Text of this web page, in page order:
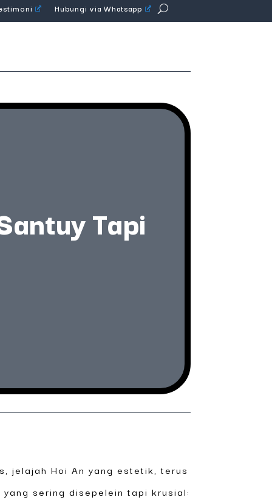
Hubungi via Whatsapp
Tapi
jelajah Hoi An yang estetik, terus
sering disepelein tapi krusial: